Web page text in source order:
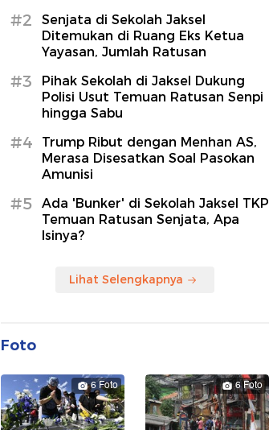
#2
Senjata di Sekolah Jaksel
Ditemukan di Ruang Eks Ketua
Yayasan, Jumlah Ratusan
#3
Pihak Sekolah di Jaksel Dukung
Polisi Usut Temuan Ratusan Senpi
hingga Sabu
#4
Trump Ribut dengan Menhan AS,
Merasa Disesatkan Soal Pasokan
Amunisi
#5
Ada 'Bunker' di Sekolah Jaksel TKP
Temuan Ratusan Senjata, Apa
Isinya?
Lihat Selengkapnya
Foto
6 Foto 6 Foto